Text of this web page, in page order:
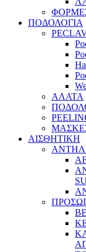
ΠΟΔΟΛΟΓΙΑ
ΑΛΑΤΑ
ΑΙΣΘΗΤΙΚΗ